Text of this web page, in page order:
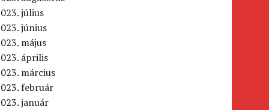
július
június
május
április
március
február
január